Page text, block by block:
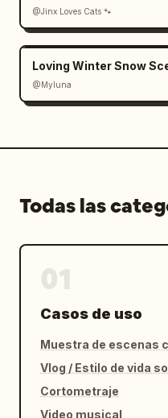
@Jinx Loves Cats 🐾
Loving Winter Snow
@Myluna
Todas las
Casos de uso
Muestra de escenas
Vlog / Estilo de vida
Cortometraje
Video musical